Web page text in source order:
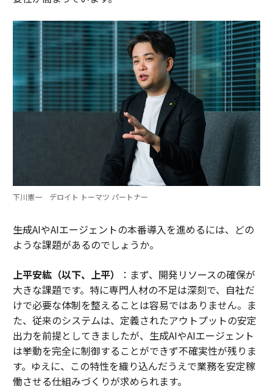
下川憲一 デロイト トーマツ パートナー
――生成AIやAIエージェントの本番導入を進めるには、どの
ような課題があるのでしょうか。
上平安紘（以下、上平）
：まず、開発リソースの確保が
大きな課題です。特に専門人材の不足は深刻で、自社だ
けで必要な体制を整えることは容易ではありません。ま
た、従来のシステムは、定義されたアウトプットの安定
出力を前提としてきましたが、生成AIやAIエージェント
は挙動を完全に制御することができず不確実性が残りま
す。ゆえに、この特性を織り込んだうえで業務を安定稼
働させる仕組みづくりが求められます。